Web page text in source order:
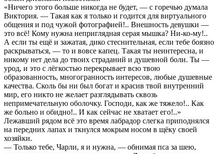
«Ничего этого больше никогда не будет, — с горечью думала
Виктория. — Такая как я только и годится для виртуального
общения и под чужой фотографией!.. Внешность девушки —
это всё! Кому нужна неприглядная серая мышка? Ни-ко-му!..
А если ты ещё и зажатая, дико стеснительная, если тебе боязно
раскрываться, — то и вовсе капец. Такая ты неинтересна, и
никому нет дела до твоих страданий и душевной боли. Ты —
урод, и это с лёгкостью перекрывает всю твою
образованность, многогранность интересов, любые душевные
качества. Сколь бы ни был богат и красив твой внутренний
мир, его никто не желает разглядывать сквозь
непримечательную оболочку. Господи, как же тяжело!.. Как
же больно и обидно!.. И как сейчас не хватает его!..»
Лежавший рядом всё это время лабрадор слегка приподнялся
на передних лапах и ткнулся мокрым носом в щёку своей
хозяйки.
— Только тебе, Чарли, я и нужна, — обнимая пса за шею,